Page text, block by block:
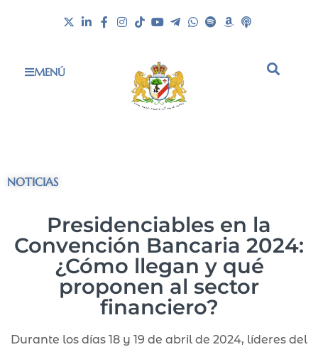
MENÚ
NOTICIAS
Presidenciables en la
Convención Bancaria 2024:
¿Cómo llegan y qué
proponen al sector
financiero?
Durante los días 18 y 19 de abril de 2024, líderes del